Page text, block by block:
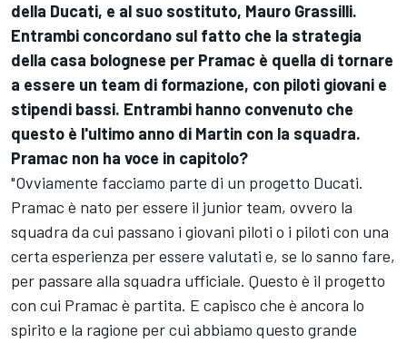
della Ducati, e al suo sostituto, Mauro Grassilli.
Entrambi concordano sul fatto che la strategia
della casa bolognese per Pramac è quella di tornare
a essere un team di formazione, con piloti giovani e
stipendi bassi. Entrambi hanno convenuto che
questo è l'ultimo anno di Martin con la squadra.
Pramac non ha voce in capitolo?
"Ovviamente facciamo parte di un progetto Ducati.
Pramac è nato per essere il junior team, ovvero la
squadra da cui passano i giovani piloti o i piloti con una
certa esperienza per essere valutati e, se lo sanno fare,
per passare alla squadra ufficiale. Questo è il progetto
con cui Pramac è partita. E capisco che è ancora lo
spirito e la ragione per cui abbiamo questo grande